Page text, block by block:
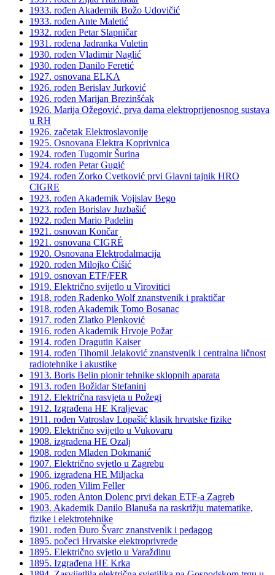
1933. rođen Akademik Božo Udovičić
1933. rođen Ante Maletić
1932. rođen Petar Slapničar
1931. rođena Jadranka Vuletin
1930. rođen Vladimir Naglić
1930. rođen Danilo Feretić
1927. osnovana ELKA
1926. rođen Berislav Jurković
1926. rođen Marijan Brezinšćak
1926. Marija Ožegović, prva dama elektroprijenosnog sustava
u RH
1926. začetak Elektroslavonije
1925. Osnovana Elektra Koprivnica
1924. rođen Tugomir Šurina
1924. rođen Petar Gugić
1924. rođen Zorko Cvetković prvi Glavni tajnik HRO
CIGRE
1923. rođen Akademik Vojislav Bego
1923. rođen Borislav Juzbašić
1922. rođen Mario Padelin
1921. osnovan Končar
1921. osnovana CIGRÉ
1920. Osnovana Elektrodalmacija
1920. rođen Milojko Ćišić
1919. osnovan ETF/FER
1919. Električno svijetlo u Virovitici
1918. rođen Radenko Wolf znanstvenik i praktičar
1918. rođen Akademik Tomo Bosanac
1917. rođen Zlatko Plenković
1916. rođen Akademik Hrvoje Požar
1914. rođen Dragutin Kaiser
1914. rođen Tihomil Jelaković znanstvenik i centralna ličnost
radiotehnike i akustike
1913. Boris Belin pionir tehnike sklopnih aparata
1913. rođen Božidar Stefanini
1912. Električna rasvjeta u Požegi
1912. Izgrađena HE Kraljevac
1911. rođen Vatroslav Lopašić klasik hrvatske fizike
1909. Električno svijetlo u Vukovaru
1908. izgrađena HE Ozalj
1908. rođen Mladen Dokmanić
1907. Električno svjetlo u Zagrebu
1906. izgrađena HE Miljacka
1906. rođen Vilim Feller
1905. rođen Anton Dolenc prvi dekan ETF-a Zagreb
1903. Akademik Danilo Blanuša na raskrižju matematike,
fizike i elektrotehnike
1901. rođen Đuro Švarc znanstvenik i pedagog
1895. počeci Hrvatske elektroprivrede
1895. Električno svjetlo u Varaždinu
1895. Izgrađena HE Krka